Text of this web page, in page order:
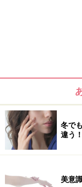
120g／3990円(税込)
大人気の「AHAリ
り石けん）を、よ
質をマイルドにケ
冬で
違う
美意